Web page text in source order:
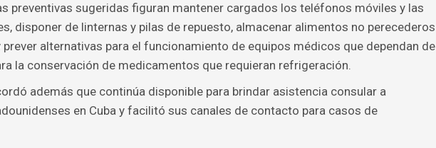
preventivas sugeridas figuran mantener cargados los teléfonos móviles y las
disponer de linternas y pilas de repuesto, almacenar alimentos no perecederos
prever alternativas para el funcionamiento de equipos médicos que dependan de
la conservación de medicamentos que requieran refrigeración.
además que continúa disponible para brindar asistencia consular a
en Cuba y facilitó sus canales de contacto para casos de